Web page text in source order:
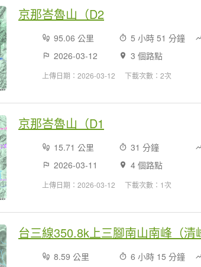
京那峇魯山（D2
95.06 公里 5 小時 51 分鐘
2026-03-12
3 個路點
上傳日期：2026-03-12 下載次數：2次
京那峇魯山（D1
15.71 公里 31 分鐘
2026-03-11
4 個路點
上傳日期：2026-03-12 下載次數：1次
台三線350.8k上三腳南山南峰（清
8.59 公里 6 小時 15 分鐘